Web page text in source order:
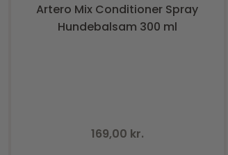
Artero Mix Conditioner Spray
Hundebalsam 300 ml
169,00 kr.